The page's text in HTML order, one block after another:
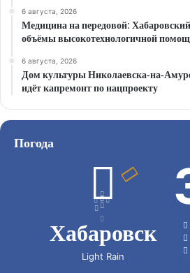
6 августа, 2026
Медицина на передовой:
объёмы высокотехнологичной
6 августа, 2026
Дом культуры
идёт капремонт по нацпроекту
Погода
Хабаровск
Light Rain